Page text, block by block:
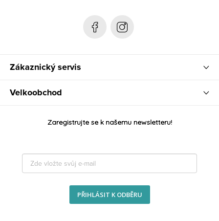
Zákaznický servis
Velkoobchod
Zaregistrujte se k našemu newsletteru!
PŘIHLÁSIT K ODBĚRU